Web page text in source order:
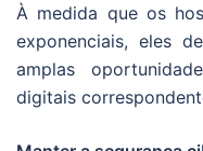
À medida que os
exponenciais, eles
amplas
digitais